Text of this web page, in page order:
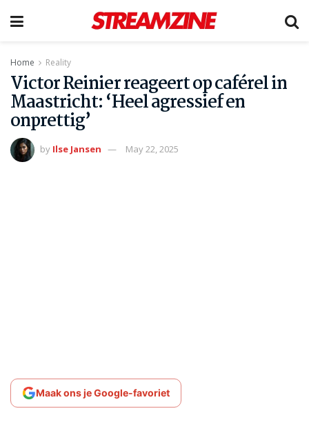
Home Reality
Victor Reinier reageert op caférel in
Maastricht: ‘Heel agressief en
onprettig’
by Ilse Jansen May 22, 2025
Maak ons je Google-favoriet